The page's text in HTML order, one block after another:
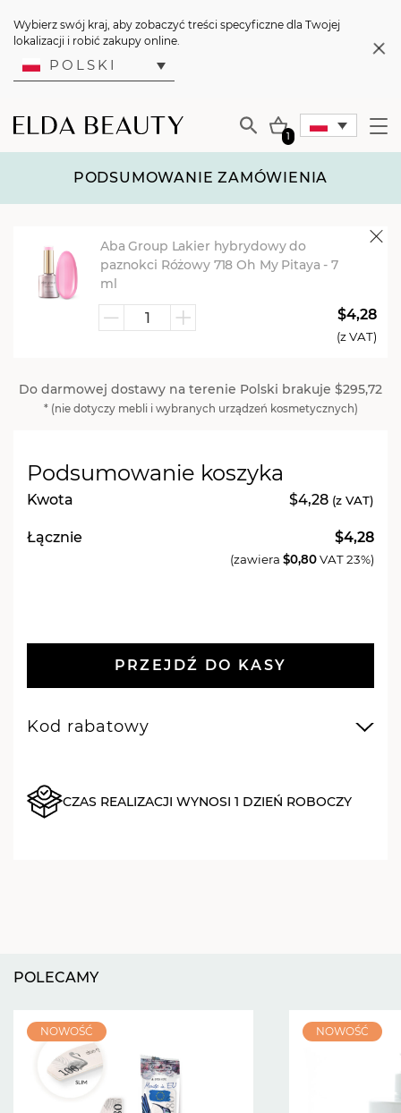
Wybierz swój kraj, aby zobaczyć treści specyficzne dla Twojej
lokalizacji i robić zakupy online.
POLSKI
1
PODSUMOWANIE ZAMÓWIENIA
Aba Group Lakier hybrydowy do
paznokci Różowy 718 Oh My Pitaya - 7
ml
ilość
Lakier
hybrydowy
Różowy
$4,28
(z VAT)
Do darmowej dostawy na terenie Polski brakuje $295,72
* (nie dotyczy mebli i wybranych urządzeń kosmetycznych)
Podsumowanie koszyka
Kwota $4,28 (z VAT)
Łącznie $4,28
(zawiera $0,80VAT 23%)
PRZEJDŹ DO KASY
Kod rabatowy
CZAS REALIZACJI WYNOSI 1 DZIEŃ ROBOCZY
POLECAMY
NOWOŚĆ NOWOŚĆ